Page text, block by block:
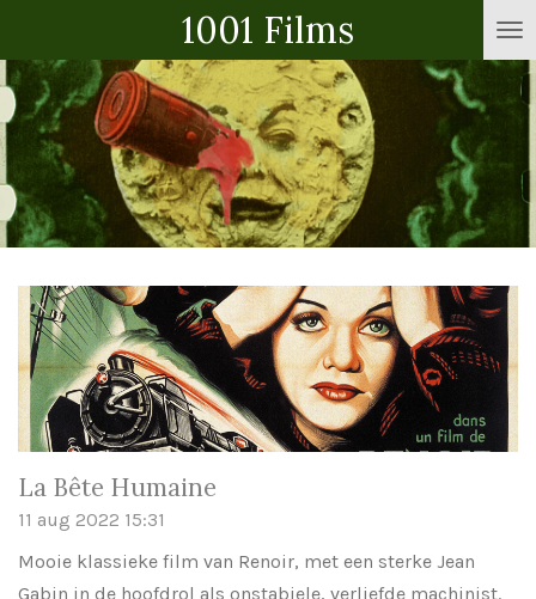
direct
naar
de
hoofdinhoud
1001 Films
La Bête Humaine
11 aug 2022 15:31
Mooie klassieke film van Renoir, met een sterke Jean
Gabin in de hoofdrol als onstabiele, verliefde machinist.